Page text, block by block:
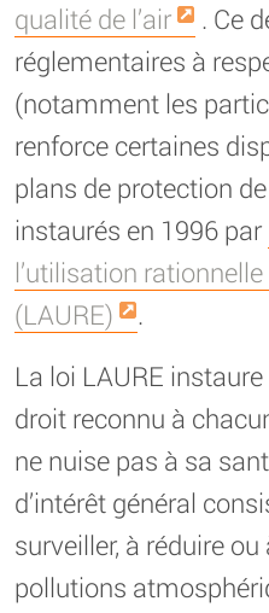
qualité de l’air
. Ce
réglementaires à
(notamment les
renforce certaines
plans de protection
instaurés en 1996 par
l’utilisation rationnelle
(LAURE)
.
La loi LAURE
droit reconnu à
ne nuise pas à sa
d’intérêt général
surveiller, à réduire
pollutions